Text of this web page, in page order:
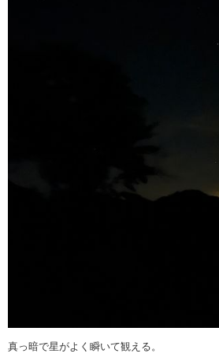
真っ暗で星がよく瞬いて観える。